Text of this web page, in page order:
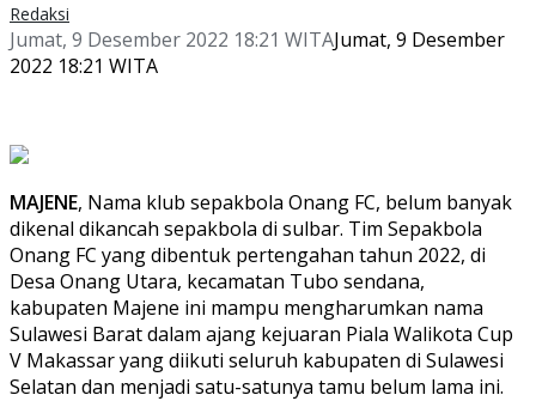
Redaksi
Jumat, 9 Desember 2022 18:21 WITAJumat, 9 Desember
2022 18:21 WITA
MAJENE, Nama klub sepakbola Onang FC, belum banyak
dikenal dikancah sepakbola di sulbar. Tim Sepakbola
Onang FC yang dibentuk pertengahan tahun 2022, di
Desa Onang Utara, kecamatan Tubo sendana,
kabupaten Majene ini mampu mengharumkan nama
Sulawesi Barat dalam ajang kejuaran Piala Walikota Cup
V Makassar yang diikuti seluruh kabupaten di Sulawesi
Selatan dan menjadi satu-satunya tamu belum lama ini.